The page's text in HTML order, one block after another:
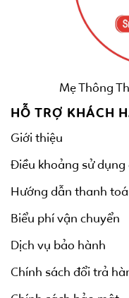
Mẹ Thông
HỖ TRỢ KHÁCH
Giới thiệu
Điều khoảng sử dụng
Hướng dẫn thanh
Biểu phí vận chuyển
Dịch vụ bảo hành
Chính sách đổi trả